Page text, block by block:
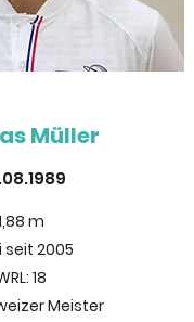
Müller
m
seit 2005
18
Meister